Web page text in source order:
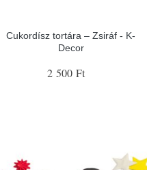
Cukordísz tortára – Zsiráf - K-
Decor
2 500 Ft